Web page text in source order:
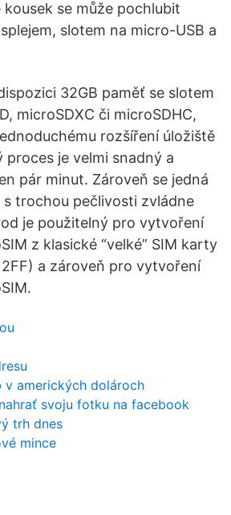
se může pochlubit
slotem na micro-USB a
32GB paměť se slotem
microSDXC či microSDHC,
rozšíření úložiště
proces je velmi snadný a
pár minut. Zároveň se jedná
trochou pečlivosti zvládne
je použitelný pro vytvoření
z klasické “velké” SIM karty
a zároveň pro vytvoření
amerických dolároch
svoju fotku na facebook
trh dnes
mince